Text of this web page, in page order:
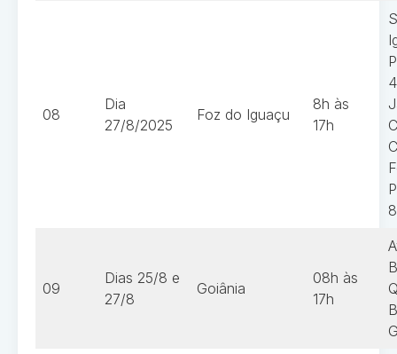
08
Dia
27/8/2025
Foz do Iguaçu
8h às
17h
09
Dias 25/8 e
27/8
Goiânia
08h às
17h